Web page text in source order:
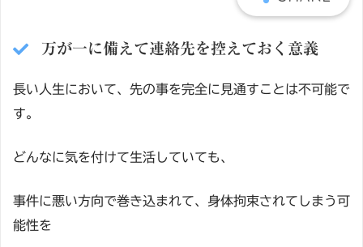
万が一に備えて連絡先を控えておく意義
長い人生において、先の事を完全に見通すことは不可能で
す。
どんなに気を付けて生活していても、
事件に悪い方向で巻き込まれて、身体拘束されてしまう可
能性を